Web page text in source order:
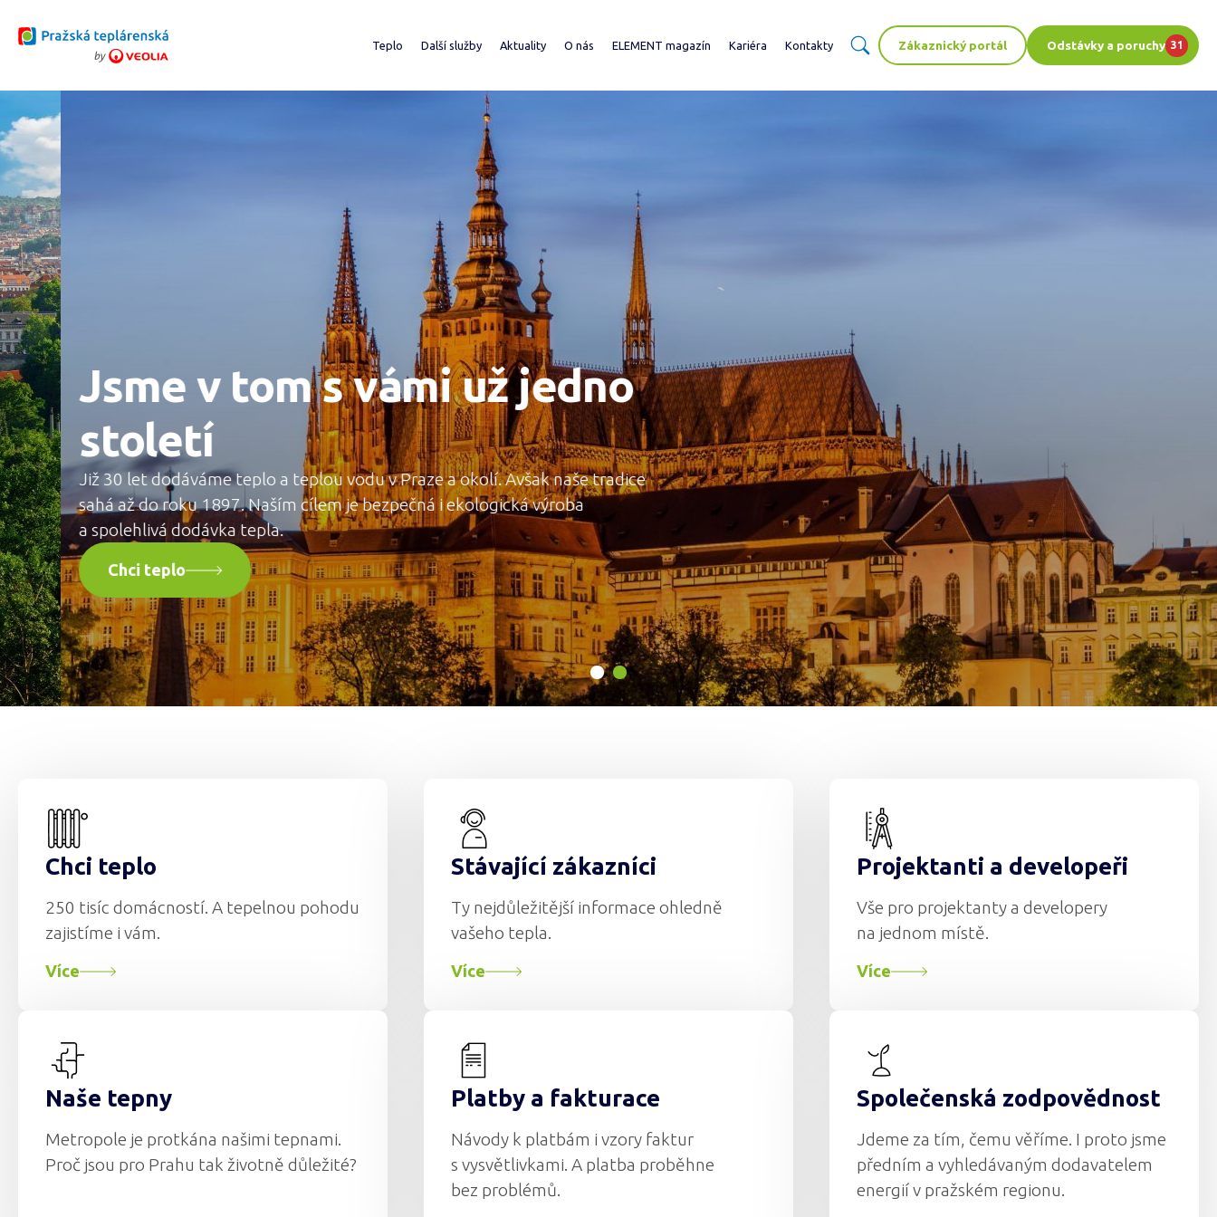
PTAS Teplo
Projektanti a developeři
O výrobě a distribuci
Další služby
Vytápění mimo síť
Dodávky energetických celků
Domy Sobě
Aktuality O nás
Majetek a zakázky
Dceřiné společnosti
Často kladené dotazy
ELEMENT magazín Kariéra Kontakty Zákaznický portál Odstávky a poruchy 31
Jsme v tom s vámi už jedno
století
Již 30 let dodáváme teplo a teplou vodu v Praze a okolí. Avšak naše tradice
sahá až do roku 1897. Naším cílem je bezpečná i ekologická výroba
a spolehlivá dodávka tepla.
Chci teplo
Chci teplo
250 tisíc domácností. A tepelnou pohodu
zajistíme i vám.
Více
Stávající zákazníci
Ty nejdůležitější informace ohledně
vašeho tepla.
Více
Projektanti a developeři
Vše pro projektanty a developery
na jednom místě.
Více
Naše tepny
Metropole je protkána našimi tepnami.
Proč jsou pro Prahu tak životně důležité?
Platby a fakturace
Návody k platbám i vzory faktur
s vysvětlivkami. A platba proběhne
bez problémů.
Společenská zodpovědnost
Jdeme za tím, čemu věříme. I proto jsme
předním a vyhledávaným dodavatelem
energií v pražském regionu.